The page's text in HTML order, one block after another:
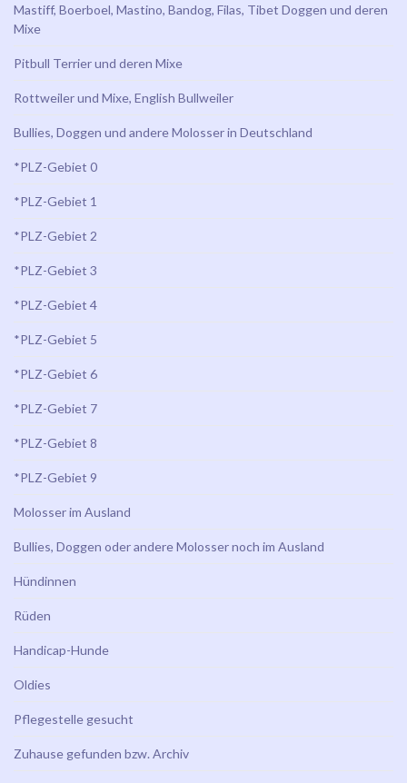
Mastiff, Boerboel, Mastino, Bandog, Filas, Tibet Doggen und deren
Mixe
Pitbull Terrier und deren Mixe
Rottweiler und Mixe, English Bullweiler
Bullies, Doggen und andere Molosser in Deutschland
*PLZ-Gebiet 0
*PLZ-Gebiet 1
*PLZ-Gebiet 2
*PLZ-Gebiet 3
*PLZ-Gebiet 4
*PLZ-Gebiet 5
*PLZ-Gebiet 6
*PLZ-Gebiet 7
*PLZ-Gebiet 8
*PLZ-Gebiet 9
Molosser im Ausland
Bullies, Doggen oder andere Molosser noch im Ausland
Hündinnen
Rüden
Handicap-Hunde
Oldies
Pflegestelle gesucht
Zuhause gefunden bzw. Archiv